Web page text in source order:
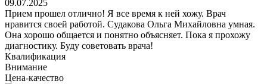
09.07.2025
Прием прошел отлично! Я все время к ней хожу. Врач
нравится своей работой. Судакова Ольга Михайловна умная.
Она хорошо общается и понятно объясняет. Пока я прохожу
диагностику. Буду советовать врача!
Квалификация
Внимание
Цена-качество